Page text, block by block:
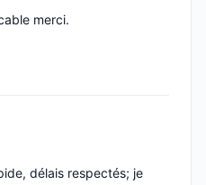
merci.
délais respectés; je